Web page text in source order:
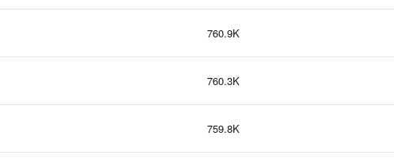
760.9K
760.3K
759.8K